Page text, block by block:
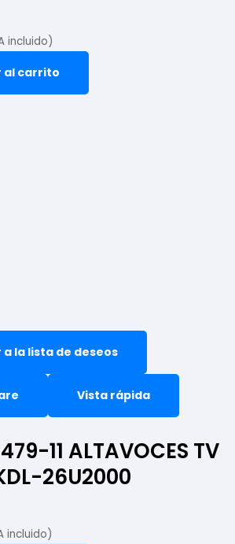
incluido)
al carrito
a la lista de deseos
Vista rápida
11 ALTAVOCES TV
26U2000
incluido)